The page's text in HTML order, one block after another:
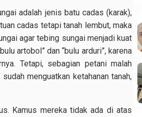
adalah jenis batu cadas (karak),
cadas tetapi tanah lembut, maka
agar tebing sungai menjadi kuat
artobol” dan “bulu arduri”, karena
Tetapi, sebagian petani malah
menguatkan ketahanan tanah,
Kamus mereka tidak ada di atas